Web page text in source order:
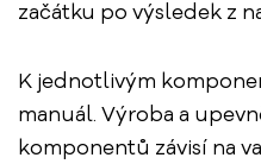
začátku po výsledek z
K jednotlivým
manuál. Výroba a
komponentů závisí na